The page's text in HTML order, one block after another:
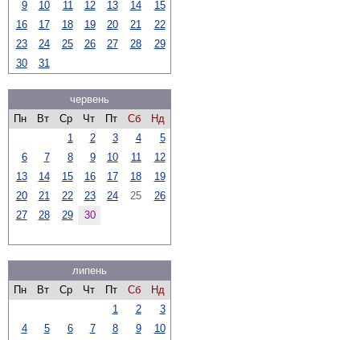
9
10 11 12 13 14
15
16
17 18 19 20 21
22
23
24 25 26 27 28
29
30
31
червень
Пн
Вт Ср Чт Пт Сб
Нд
1
2 3 4
5
6
7 8 9 10 11
12
13
14 15 16 17 18
19
20
21 22 23 24 25
26
27
28 29 30
липень
Пн
Вт Ср Чт Пт Сб
Нд
1
2
3
4
5 6 7 8 9
10